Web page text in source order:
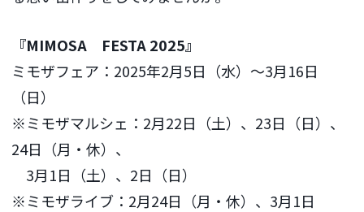
『MIMOSA FESTA 2025』
ミモザフェア：2025年2月5日（水）～3月16日
（日）
※ミモザマルシェ：2月22日（土）、23日（日）、
24日（月・休）、
3月1日（土）、2日（日）
※ミモザライブ：2月24日（月・休）、3月1日